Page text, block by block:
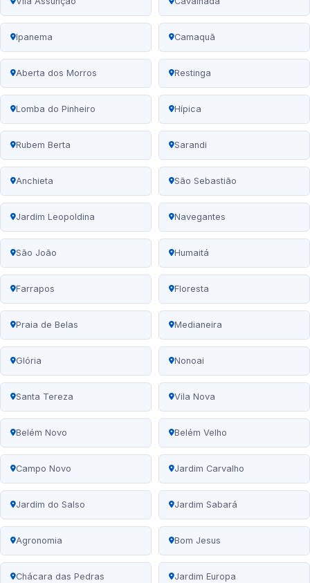
Ipanema Camaquã
Aberta dos Morros Restinga
Lomba do Pinheiro Hípica
Rubem Berta Sarandi
Anchieta São Sebastião
Jardim Leopoldina Navegantes
São João Humaitá
Farrapos Floresta
Praia de Belas Medianeira
Glória Nonoai
Santa Tereza Vila Nova
Belém Novo Belém Velho
Campo Novo Jardim Carvalho
Jardim do Salso Jardim Sabará
Agronomia Bom Jesus
Chácara das Pedras Jardim Europa